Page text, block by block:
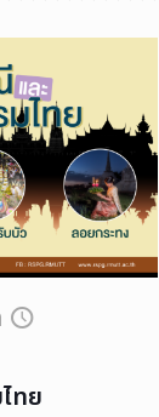
ทย